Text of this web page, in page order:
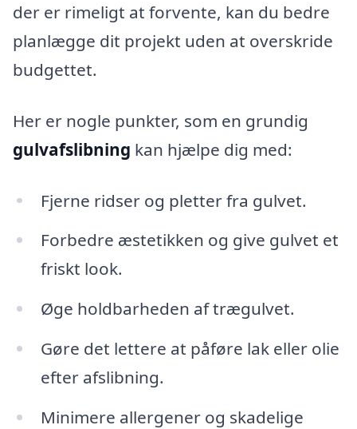
der er rimeligt at forvente, kan du bedre
planlægge dit projekt uden at overskride
budgettet.
Her er nogle punkter, som en grundig
gulvafslibning kan hjælpe dig med:
Fjerne ridser og pletter fra gulvet.
Forbedre æstetikken og give gulvet et
friskt look.
Øge holdbarheden af trægulvet.
Gøre det lettere at påføre lak eller olie
efter afslibning.
Minimere allergener og skadelige